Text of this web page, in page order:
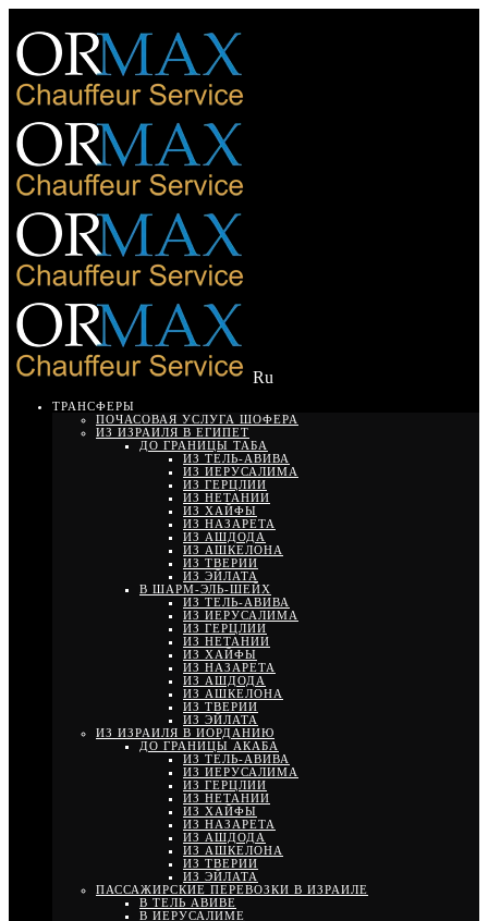
Ru
ТРАНСФЕРЫ
ПОЧАСОВАЯ УСЛУГА ШОФЕРА
ИЗ ИЗРАИЛЯ В ЕГИПЕТ
ДО ГРАНИЦЫ ТАБА
ИЗ ТЕЛЬ-АВИВА
ИЗ ИЕРУСАЛИМА
ИЗ ГЕРЦЛИИ
ИЗ НЕТАНИИ
ИЗ ХАЙФЫ
ИЗ НАЗАРЕТА
ИЗ АШДОДА
ИЗ АШКЕЛОНА
ИЗ ТВЕРИИ
ИЗ ЭЙЛАТА
В ШАРМ-ЭЛЬ-ШЕЙХ
ИЗ ТЕЛЬ-АВИВА
ИЗ ИЕРУСАЛИМА
ИЗ ГЕРЦЛИИ
ИЗ НЕТАНИИ
ИЗ ХАЙФЫ
ИЗ НАЗАРЕТА
ИЗ АШДОДА
ИЗ АШКЕЛОНА
ИЗ ТВЕРИИ
ИЗ ЭЙЛАТА
ИЗ ИЗРАИЛЯ В ИОРДАНИЮ
ДО ГРАНИЦЫ АКАБА
ИЗ ТЕЛЬ-АВИВА
ИЗ ИЕРУСАЛИМА
ИЗ ГЕРЦЛИИ
ИЗ НЕТАНИИ
ИЗ ХАЙФЫ
ИЗ НАЗАРЕТА
ИЗ АШДОДА
ИЗ АШКЕЛОНА
ИЗ ТВЕРИИ
ИЗ ЭЙЛАТА
ПАССАЖИРСКИЕ ПЕРЕВОЗКИ В ИЗРАИЛЕ
В ТЕЛЬ АВИВЕ
В ИЕРУСАЛИМЕ